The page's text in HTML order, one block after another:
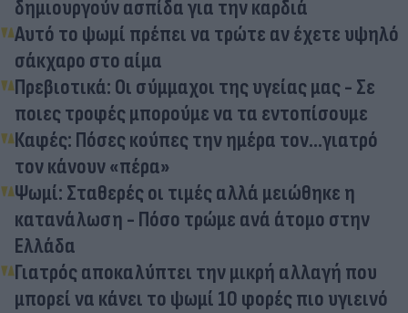
δημιουργούν ασπίδα για την καρδιά
Αυτό το ψωμί πρέπει να τρώτε αν έχετε υψηλό
σάκχαρο στο αίμα
Πρεβιοτικά: Oι σύμμαχοι της υγείας μας - Σε
ποιες τροφές μπορούμε να τα εντοπίσουμε
Καφές: Πόσες κούπες την ημέρα τον...γιατρό
τον κάνουν «πέρα»
Ψωμί: Σταθερές οι τιμές αλλά μειώθηκε η
κατανάλωση - Πόσο τρώμε ανά άτομο στην
Ελλάδα
Γιατρός αποκαλύπτει την μικρή αλλαγή που
μπορεί να κάνει το ψωμί 10 φορές πιο υγιεινό